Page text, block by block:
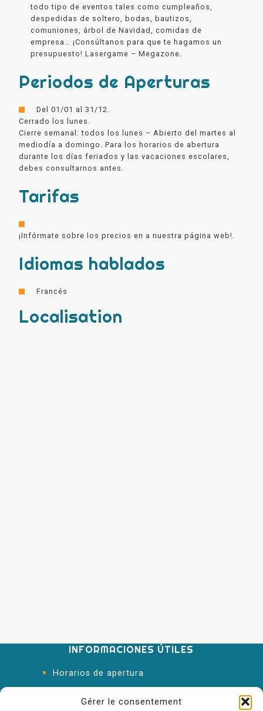
Gérer le consentement
todo tipo de eventos tales como cumpleaños,
despedidas de soltero, bodas, bautizos,
comuniones, árbol de Navidad, comidas de
empresa… ¡Consúltanos para que te hagamos un
presupuesto! Lasergame – Megazone.
Periodos de Aperturas
Del 01/01 al 31/12.
Cerrado los lunes.
Cierre semanal: todos los lunes – Abierto del martes al
mediodía a domingo. Para los horarios de abertura
durante los días feriados y las vacaciones escolares,
debes consultarnos antes.
Tarifas
¡Infórmate sobre los precios en a nuestra página web!.
Idiomas hablados
Francés
Localisation
INFORMACIONES ÚTILES
Horarios de apertura
Oficina de Turismo